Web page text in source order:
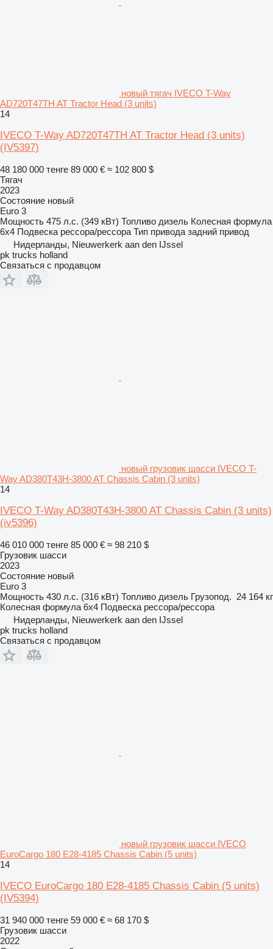
новый тягач IVECO T-Way
AD720T47TH AT Tractor Head (3 units)
14
IVECO T-Way AD720T47TH AT Tractor Head (3 units)
(IV5397)
48 180 000 тенге 89 000 € ≈ 102 800 $
Тягач
2023
Состояние новый
Euro 3
Мощность 475 л.с. (349 кВт) Топливо дизель Колесная формула
6x4 Подвеска рессора/рессора Тип привода задний привод
Нидерланды, Nieuwerkerk aan den IJssel
pk trucks holland
Связаться с продавцом
новый грузовик шасси IVECO T-
Way AD380T43H-3800 AT Chassis Cabin (3 units)
14
IVECO T-Way AD380T43H-3800 AT Chassis Cabin (3 units)
(iv5396)
46 010 000 тенге 85 000 € ≈ 98 210 $
Грузовик шасси
2023
Состояние новый
Euro 3
Мощность 430 л.с. (316 кВт) Топливо дизель Грузопод. 24 164 кг
Колесная формула 6x4 Подвеска рессора/рессора
Нидерланды, Nieuwerkerk aan den IJssel
pk trucks holland
Связаться с продавцом
новый грузовик шасси IVECO
EuroCargo 180 E28-4185 Chassis Cabin (5 units)
14
IVECO EuroCargo 180 E28-4185 Chassis Cabin (5 units)
(IV5394)
31 940 000 тенге 59 000 € ≈ 68 170 $
Грузовик шасси
2022